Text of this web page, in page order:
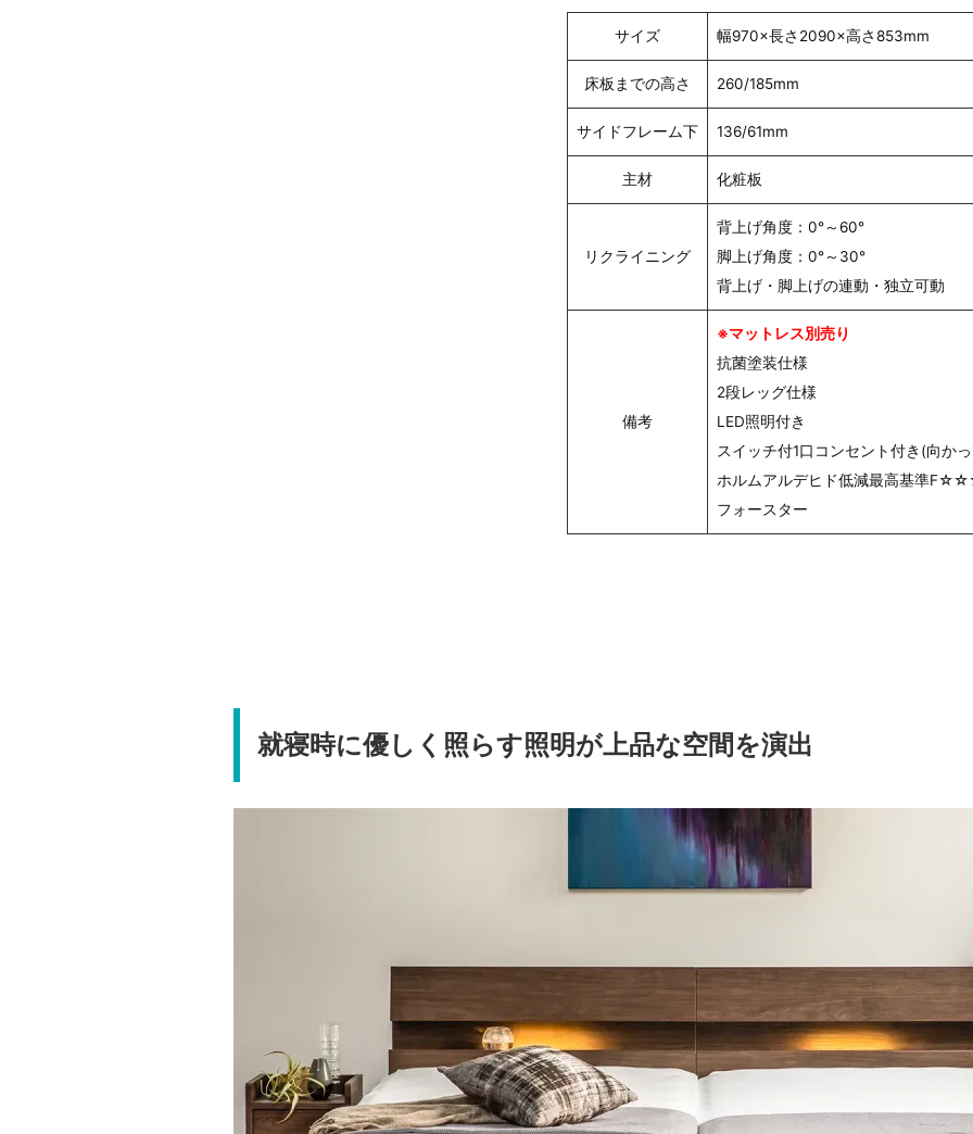
サイズ 幅970×長さ2090×高さ853mm
床板までの高さ 260/185mm
サイドフレーム下 136/61mm
主材 化粧板
リクライニング
背上げ角度：0°～60°
脚上げ角度：0°～30°
背上げ・脚上げの連動・独立可動
備考
※マットレス別売り
抗菌塗装仕様
2段レッグ仕様
LED照明付き
スイッチ付1口コンセント付き(向か
ホルムアルデヒド低減最高基準
フォースター
就寝時に優しく照らす照明が上品な空間を演出